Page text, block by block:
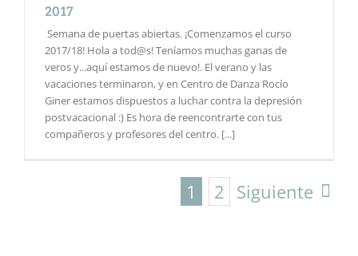
2017
Semana de puertas abiertas. ¡Comenzamos el curso
2017/18! Hola a tod@s! Teníamos muchas ganas de
veros y...aquí estamos de nuevo!. El verano y las
vacaciones terminaron, y en Centro de Danza Rocío
Giner estamos dispuestos a luchar contra la depresión
postvacacional :) Es hora de reencontrarte con tus
compañeros y profesores del centro. [...]
1 2 Siguiente